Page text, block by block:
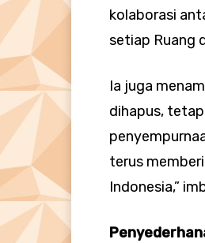
kolaborasi
setiap Ruang
Ia juga
dihapus,
terus
Indonesia,”